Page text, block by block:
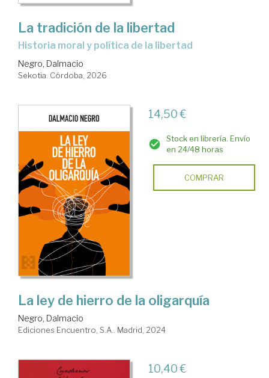
La tradición de la libertad
Historia moral y política de la libertad
Negro, Dalmacio
Sekotia. Córdoba, 2026
14,50 €
Stock en librería. Envío
en 24/48 horas
COMPRAR
La ley de hierro de la oligarquía
Negro, Dalmacio
Ediciones Encuentro, S.A.. Madrid, 2024
10,40 €